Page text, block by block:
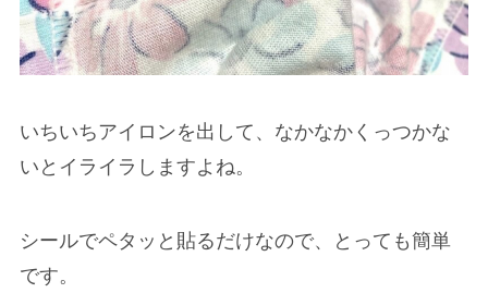
いちいちアイロンを出して、なかなかくっつかな
いとイライラしますよね。
シールでペタッと貼るだけなので、とっても簡単
です。